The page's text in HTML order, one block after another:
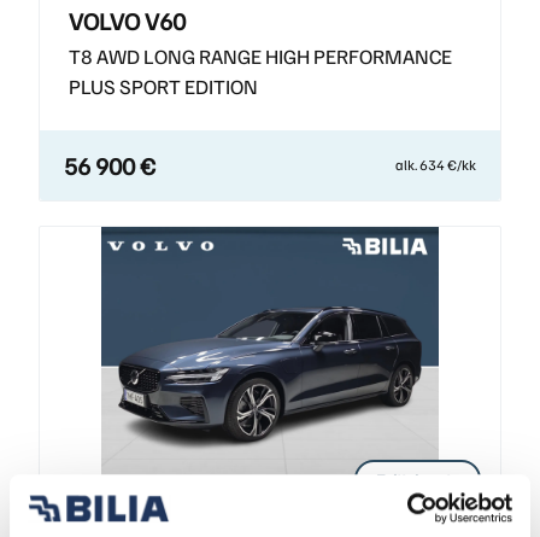
VOLVO V60
T8 AWD LONG RANGE HIGH PERFORMANCE
PLUS SPORT EDITION
56 900 € alk. 634 €/kk
Esittelyauto